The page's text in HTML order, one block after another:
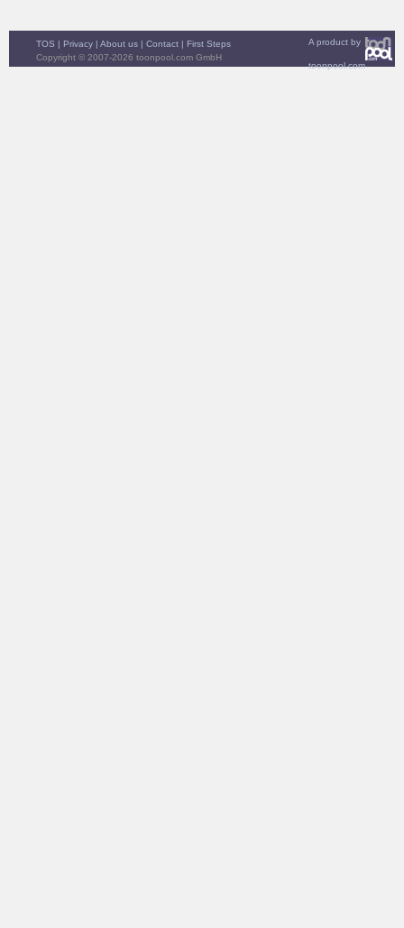
A product by
toonpool.com
TOS | Privacy | About us | Contact | First Steps
Copyright © 2007-2026 toonpool.com GmbH